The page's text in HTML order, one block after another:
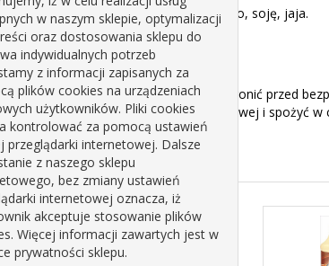
sorbinian potasu; może zawierać mleko, soję, jaja.
w suchym i chłodnym miejscu; chronić przed
przechowywać w temperaturze pokojowej i spożyć
słonecznego i wilgoci).
w naszym sklepie, optymalizacji
oraz dostosowania sklepu do
indywidualnych potrzeb
z informacji zapisanych za
plików cookies na urządzeniach
użytkowników. Pliki cookies
kontrolować za pomocą ustawień
przeglądarki internetowej. Dalsze
z naszego sklepu
bez zmiany ustawień
internetowej oznacza, iż
akceptuje stosowanie plików
Więcej informacji zawartych jest w
prywatności sklepu.